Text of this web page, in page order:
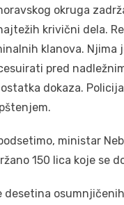
okruga
krivični dela.
klanova. Njima
pred
dokaza.
ministar
150 lica koje se
desetina